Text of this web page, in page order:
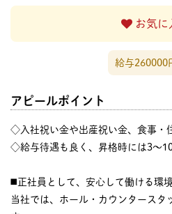
お気に
給与260000
アピールポイント
◇入社祝い金や出産祝い金、食事・
◇給与待遇も良く、昇格時には3～
◼️正社員として、安心して働ける環
当社では、ホール・カウンタースタ